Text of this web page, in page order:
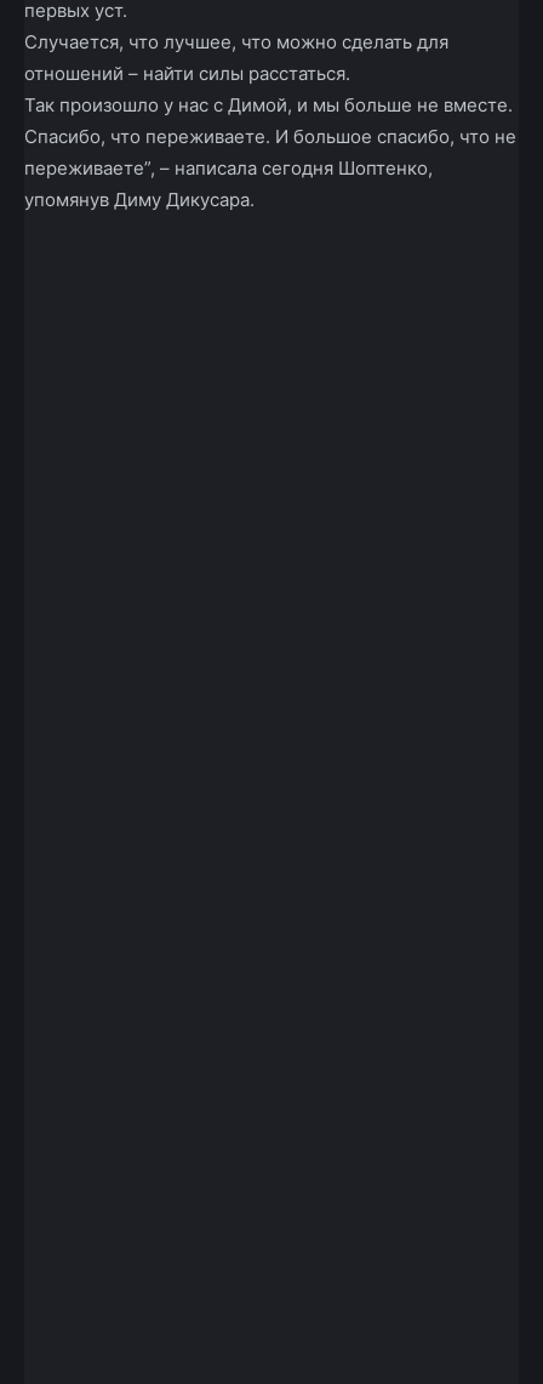
первых уст.
Случается, что лучшее, что можно сделать для
отношений – найти силы расстаться.
Так произошло у нас с Димой, и мы больше не вместе.
Спасибо, что переживаете. И большое спасибо, что не
переживаете”, – написала сегодня Шоптенко,
упомянув Диму Дикусара.